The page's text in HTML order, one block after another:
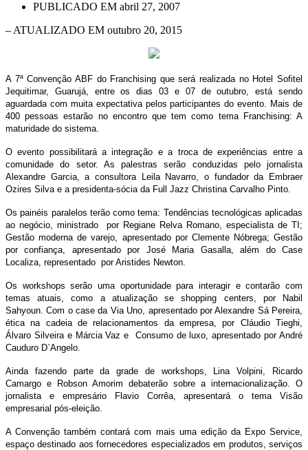
PUBLICADO EM abril 27, 2007
– ATUALIZADO EM outubro 20, 2015
A 7ª Convenção ABF do Franchising que será realizada no Hotel Sofitel
Jequitimar, Guarujá, entre os dias 03 e 07 de outubro, está sendo
aguardada com muita expectativa pelos participantes do evento. Mais de
400 pessoas estarão no encontro que tem como tema Franchising: A
maturidade do sistema.
O evento possibilitará a integração e a troca de experiências entre a
comunidade do setor. As palestras serão conduzidas pelo jornalista
Alexandre Garcia, a consultora Leila Navarro, o fundador da Embraer
Ozires Silva e a presidenta-sócia da Full Jazz Christina Carvalho Pinto.
Os painéis paralelos terão como tema: Tendências tecnológicas aplicadas
ao negócio, ministrado por Regiane Relva Romano, especialista de TI;
Gestão moderna de varejo, apresentado por Clemente Nóbrega; Gestão
por confiança, apresentado por José Maria Gasalla, além do Case
Localiza, representado por Aristides Newton.
Os workshops serão uma oportunidade para interagir e contarão com
temas atuais, como a atualização se shopping centers, por Nabil
Sahyoun. Com o case da Via Uno, apresentado por Alexandre Sá Pereira,
ética na cadeia de relacionamentos da empresa, por Cláudio Tieghi,
Álvaro Silveira e Márcia Vaz e Consumo de luxo, apresentado por André
Cauduro D`Angelo.
Ainda fazendo parte da grade de workshops, Lina Volpini, Ricardo
Camargo e Robson Amorim debaterão sobre a internacionalização. O
jornalista e empresário Flavio Corrêa, apresentará o tema Visão
empresarial pós-eleição.
A Convenção também contará com mais uma edição da Expo Service,
espaço destinado aos fornecedores especializados em produtos, serviços